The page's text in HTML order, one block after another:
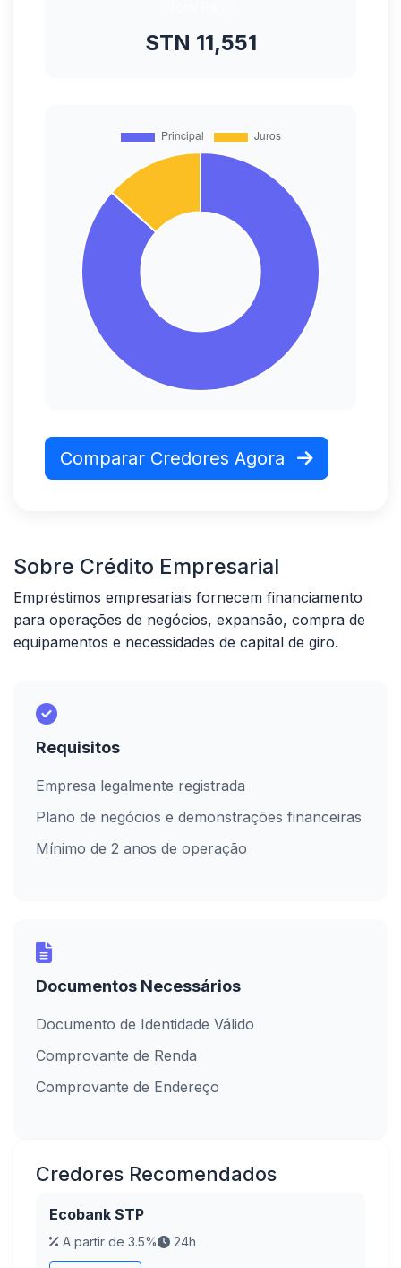
STN 11,551
Comparar Credores Agora
Sobre Crédito Empresarial
Empréstimos empresariais fornecem financiamento
para operações de negócios, expansão, compra de
equipamentos e necessidades de capital de giro.
Requisitos
Empresa legalmente registrada
Plano de negócios e demonstrações financeiras
Mínimo de 2 anos de operação
Documentos Necessários
Documento de Identidade Válido
Comprovante de Renda
Comprovante de Endereço
Credores Recomendados
Ecobank STP
A partir de 3.5% 24h